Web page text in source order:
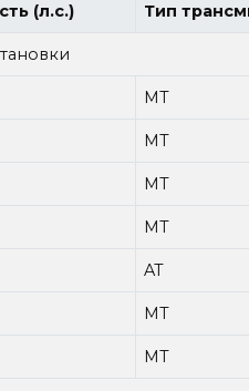
(л.с.) Тип
MT
MT
MT
MT
AT
MT
MT